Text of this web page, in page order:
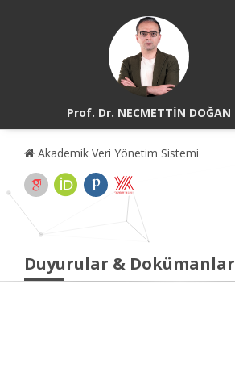
Prof. Dr. NECMETTİN DOĞAN
Akademik Veri Yönetim Sistemi
Duyurular & Dokümanlar